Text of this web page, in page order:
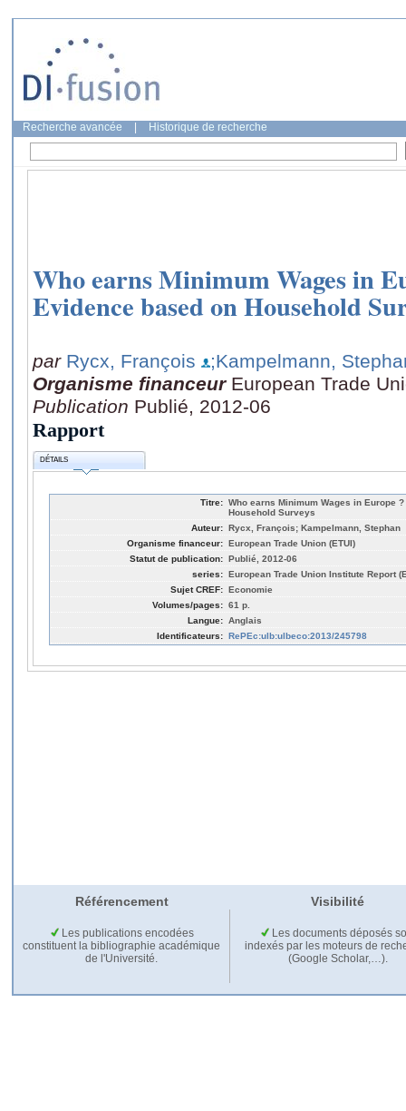
Recherche avancée Historique de recherche
Who earns Minimum Wages in
Evidence based on Household
par Rycx, François
;Kampelmann,
Organisme financeur European Trade
Publication Publié, 2012-06
Rapport
DÉTAILS
Titre: Who earns Minimum Wages in Europe
Household Surveys
Auteur: Rycx, François; Kampelmann, Stephan
Organisme financeur: European Trade Union (ETUI)
Statut de publication: Publié, 2012-06
series: European Trade Union Institute Report
Sujet CREF: Economie
Volumes/pages: 61 p.
Langue: Anglais
Identificateurs: RePEc:ulb:ulbeco:2013/245798
Référencement Visibilité
Les publications encodées
constituent la bibliographie académique
de l'Université.
Les documents déposés
indexés par les moteurs de
(Google Scholar,…).